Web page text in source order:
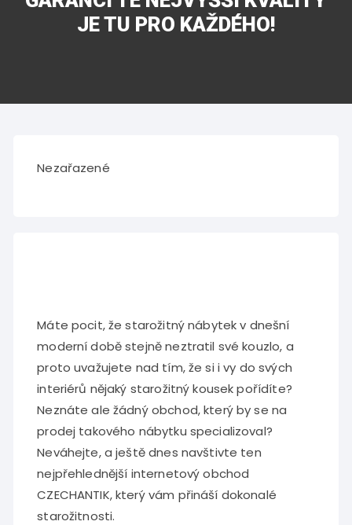
JE TU PRO KAŽDÉHO!
Nezařazené
Máte pocit, že starožitný nábytek v dnešní
moderní době stejně neztratil své kouzlo, a
proto uvažujete nad tím, že si i vy do svých
interiérů nějaký starožitný kousek pořídíte?
Neznáte ale žádný obchod, který by se na
prodej takového nábytku specializoval?
Neváhejte, a ještě dnes navštivte ten
nejpřehlednější internetový obchod
CZECHANTIK, který vám přináší dokonalé
starožitnosti.